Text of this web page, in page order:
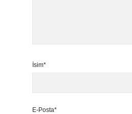
İsim*
E-Posta*